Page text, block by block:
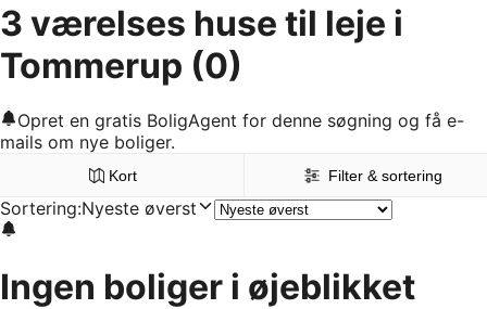
3 værelses huse til leje i
Tommerup (0)
Opret en gratis BoligAgent for denne søgning og få e-
mails om nye boliger.
Kort Filter & sortering
Sortering:Nyeste øverst
Ingen boliger i øjeblikket